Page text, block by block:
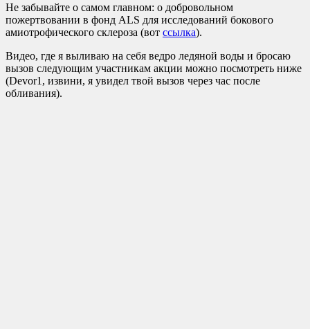
Не забывайте о самом главном: о добровольном
пожертвовании в фонд ALS для исследований бокового
амиотрофического склероза (вот ссылка).
Видео, где я выливаю на себя ведро ледяной воды и бросаю
вызов следующим участникам акции можно посмотреть ниже
(Devor1, извини, я увидел твой вызов через час после
обливания).